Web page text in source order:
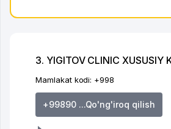
3. YIGITOV CLINIC XUSUSIY
Mamlakat kodi: +998
+99890 ...Qo'ng'iroq qilish